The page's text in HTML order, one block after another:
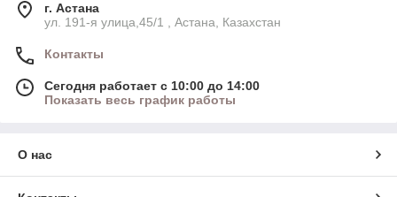
г. Астана
ул. 191-я улица,45/1 , Астана, Казахстан
Контакты
Сегодня работает с 10:00 до 14:00
Показать весь график работы
О нас